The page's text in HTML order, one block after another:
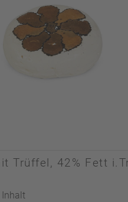
Trüffel, 42% Fett
Inhalt